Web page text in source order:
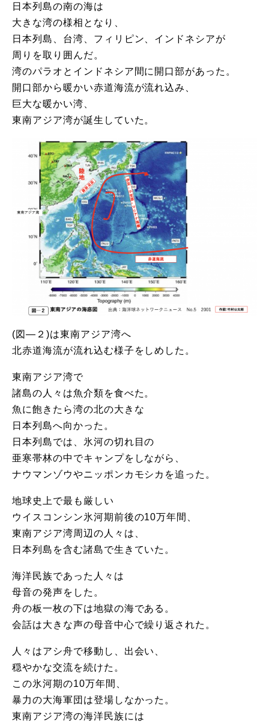
日本列島の南の海は
大きな湾の様相となり、
日本列島、台湾、フィリピン、インドネシアが
周りを取り囲んだ。
湾のパラオとインドネシア間に開口部があった。
開口部から暖かい赤道海流が流れ込み、
巨大な暖かい湾、
東南アジア湾が誕生していた。
(図―２)は東南アジア湾へ
北赤道海流が流れ込む様子をしめした。
東南アジア湾で
諸島の人々は魚介類を食べた。
魚に飽きたら湾の北の大きな
日本列島へ向かった。
日本列島では、氷河の切れ目の
亜寒帯林の中でキャンプをしながら、
ナウマンゾウやニッポンカモシカを追った。
地球史上で最も厳しい
ウイスコンシン氷河期前後の10万年間、
東南アジア湾周辺の人々は、
日本列島を含む諸島で生きていた。
海洋民族であった人々は
母音の発声をした。
舟の板一枚の下は地獄の海である。
会話は大きな声の母音中心で繰り返された。
人々はアシ舟で移動し、出会い、
穏やかな交流を続けた。
この氷河期の10万年間、
暴力の大海軍団は登場しなかった。
東南アジア湾の海洋民族には